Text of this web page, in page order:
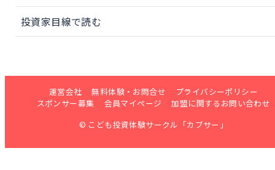
投資家目線で読む
運営会社 無料体験・お問合せ
プライバシーポリシー
スポンサー募集
会員マイページ
加盟に関するお問い合わせ
© こども投資体験サークル「カブサー」